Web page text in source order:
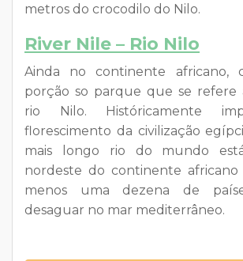
metros do crocodilo do Nilo.
River Nile – Rio Nilo
Ainda no continente africano,
porção so parque que se refere
rio Nilo. Históricamente
florescimento da civilização
mais longo rio do mundo
nordeste do continente
menos uma dezena de
desaguar no mar mediterrâneo.